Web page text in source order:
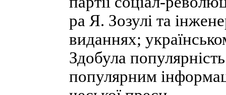
ра Я. Зозулі та
виданнях;
Здобула
популярним